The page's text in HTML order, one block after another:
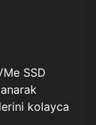
SSD
kolayca